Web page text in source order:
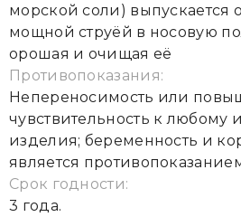
морской соли) выпускается
мощной струёй в носовую
орошая и очищая её
Противопоказания:
Непереносимость или
чувствительность к любому
изделия; беременность и
является
Срок годности:
3 года.